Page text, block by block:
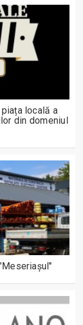
locală a
din domeniul